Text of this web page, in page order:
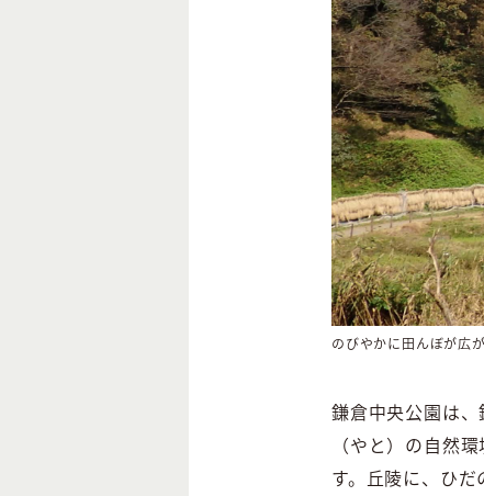
のびやかに田んぼが広
鎌倉中央公園は
（やと）の自然
す。丘陵に、ひ